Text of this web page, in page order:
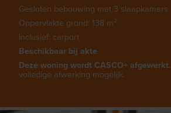
Gesloten bebouwing met 3 slaapkamers
Oppervlakte grond: 138 m²
Inclusief: carport
Beschikbaar bij akte
Deze woning wordt CASCO+ afgewerkt.
volledige afwerking mogelijk.